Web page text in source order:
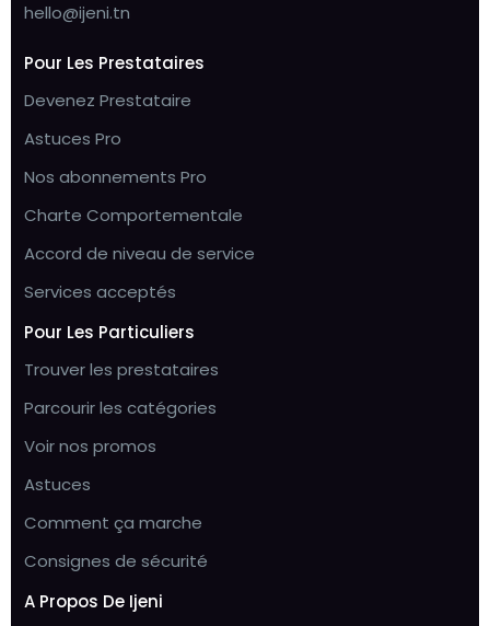
hello@ijeni.tn
Pour Les Prestataires
Devenez Prestataire
Astuces Pro
Nos abonnements Pro
Charte Comportementale
Accord de niveau de service
Services acceptés
Pour Les Particuliers
Trouver les prestataires
Parcourir les catégories
Voir nos promos
Astuces
Comment ça marche
Consignes de sécurité
A Propos De Ijeni